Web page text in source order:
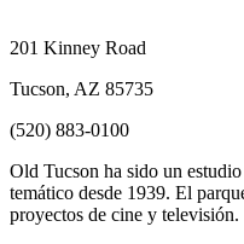
201 Kinney Road
Tucson, AZ 85735
(520) 883-0100
Old Tucson ha sido un
temático desde 1939. El
proyectos de cine y televisión.